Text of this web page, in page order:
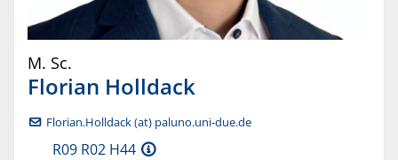
M. Sc.
Florian Holldack
Florian.Holldack (at) paluno.uni-due.de
R09 R02 H44